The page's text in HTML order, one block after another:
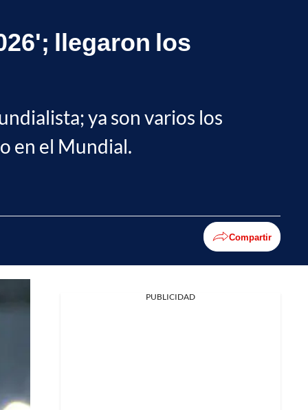
llegaron los
ya son varios los
en el Mundial.
Compartir
PUBLICIDAD